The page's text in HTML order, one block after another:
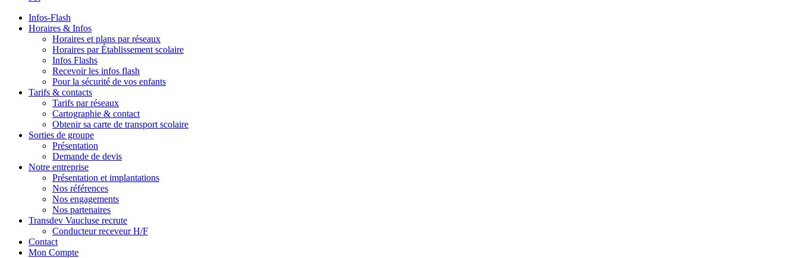
Infos-Flash
Horaires & Infos
Horaires et plans par réseaux
Horaires par Établissement scolaire
Infos Flashs
Recevoir les infos flash
Pour la sécurité de vos enfants
Tarifs & contacts
Tarifs par réseaux
Cartographie & contact
Obtenir sa carte de transport scolaire
Sorties de groupe
Présentation
Demande de devis
Notre entreprise
Présentation et implantations
Nos références
Nos engagements
Nos partenaires
Transdev Vaucluse recrute
Conducteur receveur H/F
Contact
Mon Compte